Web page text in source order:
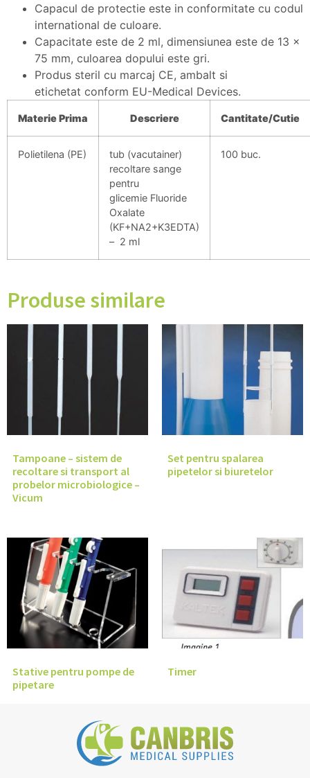
Capacul de protectie este in conformitate cu codul
international de culoare.
Capacitate este de 2 ml, dimensiunea este de 13 x
75 mm, culoarea dopului este gri.
Produs steril cu marcaj CE, ambalt si
etichetat conform EU-Medical Devices.
MateriePrima Descriere Cantitate/Cutie
Polietilena (PE)
tub (vacutainer)
recoltare sange
pentru
glicemie Fluoride
Oxalate
(KF+NA2+K3EDTA)
– 2 ml
100 buc.
Produse similare
Tampoane – sistem de
recoltare si transport al
probelor microbiologice –
Vicum
Set pentru spalarea
pipetelor si biuretelor
Stative pentru pompe de
pipetare
Timer